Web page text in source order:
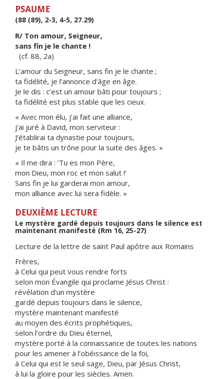
PSAUME
(88 (89), 2-3, 4-5, 27.29)
R/ Ton amour, Seigneur,
sans fin je le chante !
(cf. 88, 2a)
L’amour du Seigneur, sans fin je le chante ;
ta fidélité, je l’annonce d’âge en âge.
Je le dis : c’est un amour bâti pour toujours ;
ta fidélité est plus stable que les cieux.
« Avec mon élu, j’ai fait une alliance,
j’ai juré à David, mon serviteur :
J’établirai ta dynastie pour toujours,
je te bâtis un trône pour la suite des âges. »
« Il me dira : ‘Tu es mon Père,
mon Dieu, mon roc et mon salut !’
Sans fin je lui garderai mon amour,
mon alliance avec lui sera fidèle. »
DEUXIÈME LECTURE
Le mystère gardé depuis toujours dans le silence est
maintenant manifesté (Rm 16, 25-27)
Lecture de la lettre de saint Paul apôtre aux Romains
Frères,
à Celui qui peut vous rendre forts
selon mon Évangile qui proclame Jésus Christ :
révélation d’un mystère
gardé depuis toujours dans le silence,
mystère maintenant manifesté
au moyen des écrits prophétiques,
selon l’ordre du Dieu éternel,
mystère porté à la connaissance de toutes les nations
pour les amener à l’obéissance de la foi,
à Celui qui est le seul sage, Dieu, par Jésus Christ,
à lui la gloire pour les siècles. Amen.